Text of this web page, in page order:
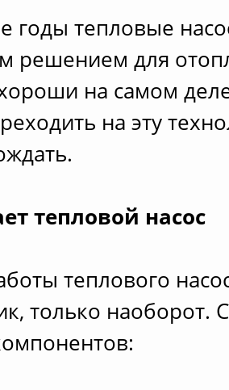
годы тепловые
решением для
на самом
на эту
тепловой насос
теплового
только наоборот.